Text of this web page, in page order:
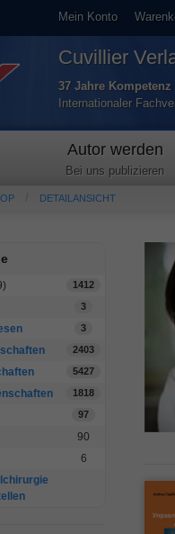
Mein Konto
Cuvillier
37 Jahre
Internationaler
Autor werden
Bei uns publizieren
DETAILANSICHT
1412
3
3
2403
5427
1818
97
90
6